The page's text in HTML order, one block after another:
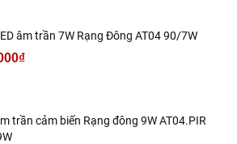
âm trần 7W Rạng Đông AT04 90/7W
trần cảm biến Rạng đông 9W AT04.PIR